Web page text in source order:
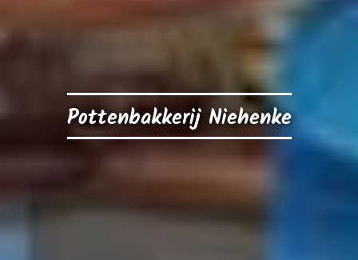
Pottenbakkerij Niehenke